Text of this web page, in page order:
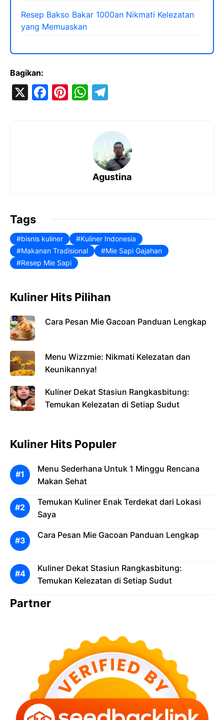
Resep Bakso Bakar 1000an Nikmati Kelezatan
yang Memuaskan
Bagikan:
X
F
Pi W
s
A
p
gr
a
m
Agustina
Tags
bisnis kuliner
Kuliner Indonesia
Makanan Tradisional
Mie Sapi Gajahan
Resep Mie Sapi
Kuliner Hits Pilihan
Cara Pesan Mie Gacoan Panduan Lengkap
Menu Wizzmie: Nikmati Kelezatan dan
Keunikannya!
Kuliner Dekat Stasiun Rangkasbitung:
Temukan Kelezatan di Setiap Sudut
Kuliner Hits Populer
Menu Sederhana Untuk 1 Minggu Rencana
Makan Sehat
Temukan Kuliner Enak Terdekat dari Lokasi
Saya
Cara Pesan Mie Gacoan Panduan Lengkap
Kuliner Dekat Stasiun Rangkasbitung:
Temukan Kelezatan di Setiap Sudut
Partner